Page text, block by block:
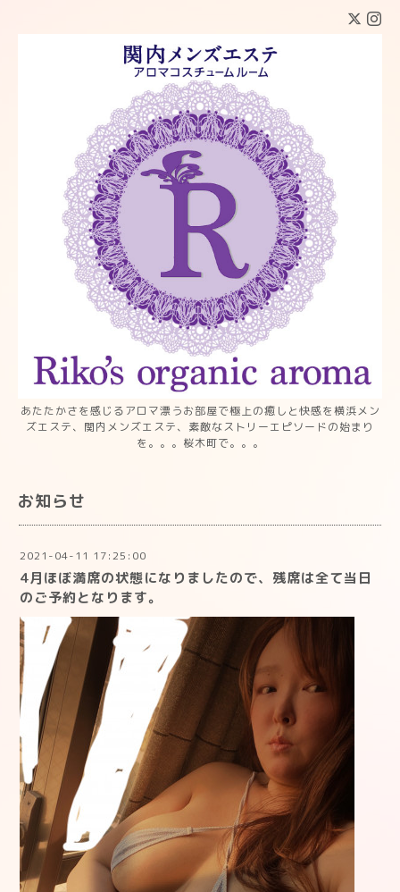
あたたかさを感じるアロマ漂うお部屋で極上の癒しと快感を横浜メン
ズエステ、関内メンズエステ、素敵なストリーエピソードの始まり
を。。。桜木町で。。。
お知らせ
2021-04-11 17:25:00
4月ほぼ満席の状態になりましたので、残席は全て当日
のご予約となります。